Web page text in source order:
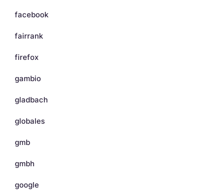
facebook
fairrank
firefox
gambio
gladbach
globales
gmb
gmbh
google